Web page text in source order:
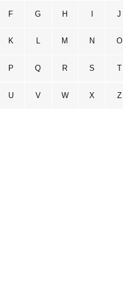
F G H I J
K L M N O
P Q R S T
U V W X Z